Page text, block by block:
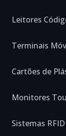
Leitores
Terminais
Cartões de
Monitores
Sistemas RFID